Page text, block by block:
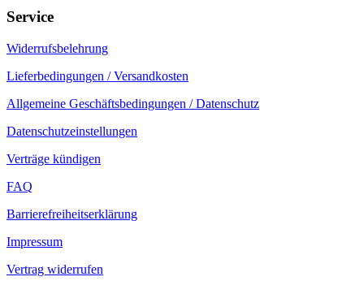
Service
Widerrufsbelehrung
Lieferbedingungen / Versandkosten
Allgemeine Geschäftsbedingungen / Datenschutz
Datenschutzeinstellungen
Verträge kündigen
FAQ
Barrierefreiheitserklärung
Impressum
Vertrag widerrufen